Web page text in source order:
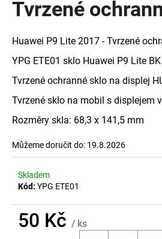
Tvrzené
Huawei P9 Lite 2017 - Tvrzené
YPG ETE01 sklo Huawei P9 Lite BK
Tvrzené ochranné sklo na displej
Tvrzené sklo na mobil s displejem
Rozměry skla: 68,3 x 141,5 mm
Můžeme doručit do: 19.8.2026
Skladem
Kód: YPG ETE01
50 Kč / ks
a
í
t
?
D
o